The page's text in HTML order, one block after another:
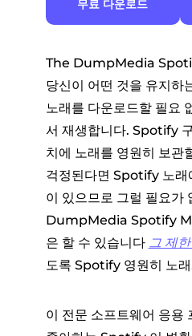
무료 다운로드
The DumpMedia
당신이 어떤 것을 유지
노래를 다운로드할 필요
서 재생합니다. Spotify
치에 노래를 영원히 보관
걱정된다면 Spotify 노래
이 있으므로 그럴 필요가
DumpMedia Spotify
은 할 수 있습니다 그 제
도록 Spotify 영원히 노
이 전문 소프트웨어 응용